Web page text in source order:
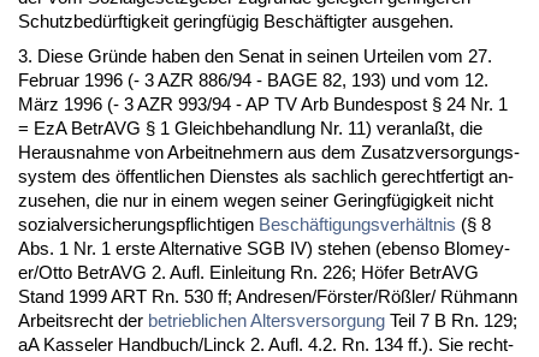
Schutz­bedürf­tig­keit ge­ringfügig Beschäftig­ter aus­ge­hen.
3. Die­se Gründe ha­ben den Se­nat in sei­nen Ur­tei­len vom 27.
Fe­bru­ar 1996 (- 3 AZR 886/94 - BA­GE 82, 193) und vom 12.
März 1996 (- 3 AZR 993/94 - AP TV Arb Bun­des­post § 24 Nr. 1
= EzA Be­trAVG § 1 Gleich­be­hand­lung Nr. 11) ver­an­laßt, die
Her­aus­nah­me von Ar­beit­neh­mern aus dem Zu­satz­ver­sor­gungs­
sys­tem des öffent­li­chen Diens­tes als sach­lich ge­recht­fer­tigt an­
zu­se­hen, die nur in ei­nem we­gen sei­ner Ge­ringfügig­keit nicht
so­zi­al­ver­si­che­rungs­pflich­ti­gen Beschäfti­gungs­verhält­nis (§ 8
Abs. 1 Nr. 1 ers­te Al­ter­na­ti­ve SGB IV) ste­hen (eben­so Blo­mey­
er/Ot­to Be­trAVG 2. Aufl. Ein­lei­tung Rn. 226; Höfer Be­trAVG
Stand 1999 ART Rn. 530 ff; An­d­re­sen/Förs­ter/Rößler/ Rühmann
Ar­beits­recht der be­trieb­li­chen Al­ters­ver­sor­gung Teil 7 B Rn. 129;
aA Kas­se­ler Hand­buch/Linck 2. Aufl. 4.2. Rn. 134 ff.). Sie recht­